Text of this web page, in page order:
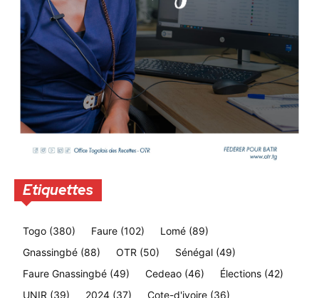
Etiquettes
Togo (380) Faure (102) Lomé (89)
Gnassingbé (88) OTR (50) Sénégal (49)
Faure Gnassingbé (49) Cedeao (46) Élections (42)
UNIR (39) 2024 (37) Cote-d'ivoire (36)